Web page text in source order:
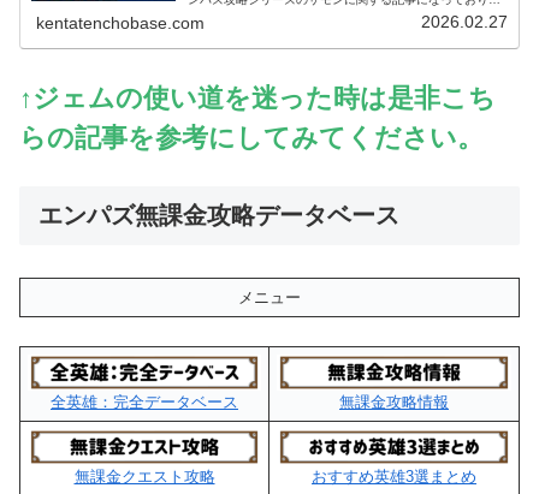
筆者が、多くのプレイヤーさんが迷…
kentatenchobase.com 2026.02.27
↑ジェムの使い道を迷った時は是非こち
らの記事を参考にしてみてください。
エンパズ無課金攻略データベース
メニュー
全英雄：完全データベース 無課金攻略情報
無課金クエスト攻略 おすすめ英雄3選まとめ